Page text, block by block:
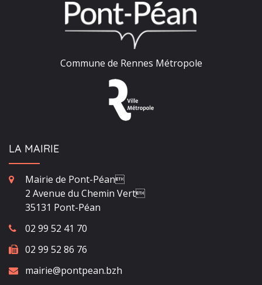
Commune de Rennes Métropole
LA MAIRIE
Mairie de Pont-Péan
2 Avenue du Chemin Vert
35131 Pont-Péan
02 99 52 41 70
02 99 52 86 76
mairie@pontpean.bzh